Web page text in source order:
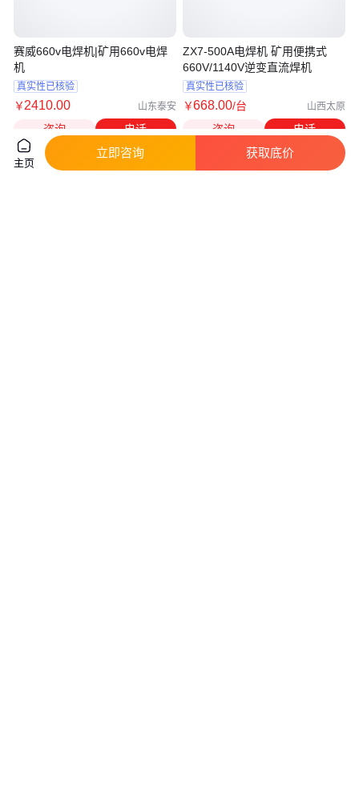
赛威660v电焊机|矿用660v电焊
机
真实性已核验
￥2410.00 山东泰安
咨询 电话
ZX7-500A电焊机 矿用便携式
660V/1140V逆变直流焊机
真实性已核验
￥668.00/台 山西太原
咨询 电话
主页
立即咨询 获取底价